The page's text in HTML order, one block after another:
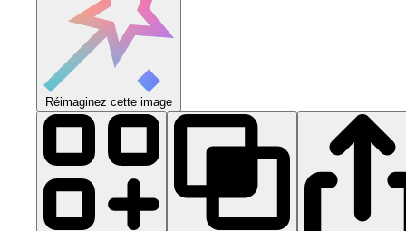
Réimaginez cette image